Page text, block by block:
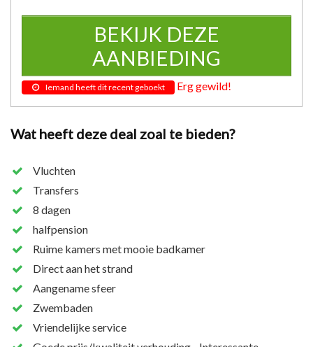
BEKIJK DEZE
AANBIEDING
Iemand heeft dit recent geboekt Erg gewild!
Wat heeft deze deal zoal te bieden?
Vluchten
Transfers
8 dagen
halfpension
Ruime kamers met mooie badkamer
Direct aan het strand
Aangename sfeer
Zwembaden
Vriendelijke service